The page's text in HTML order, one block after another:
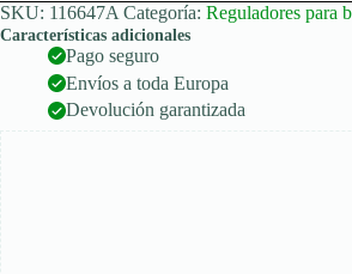
SKU: 116647A Categoría: Reguladores para
Características adicionales
Pago seguro
Envíos a toda Europa
Devolución garantizada